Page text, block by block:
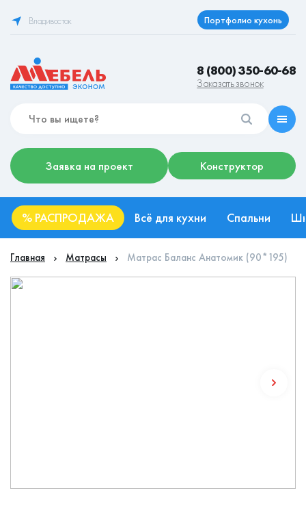
Владивосток Портфолио кухонь
8 (800) 350-60-68
Заказать звонок
Заявка на проект Конструктор
% РАСПРОДАЖА Всё для кухни Спальни
Главная Матрасы Матрас Баланс Анатомик (90*195)